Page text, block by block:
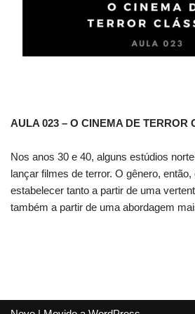
AULA 023 – O CINEMA DE TERROR
Nos anos 30 e 40, alguns estúdios
lançar filmes de terror. O gênero,
estabelecer tanto a partir de uma
também a partir de uma abordagem